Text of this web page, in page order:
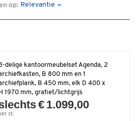
op: Relevantie
delige kantoormeubelset Agenda, 2
B 800 mm en 1
B 450 mm, elk D 400 x
H 1970 mm, grafiet/lichtgrijs
€ 1.099,00
st.